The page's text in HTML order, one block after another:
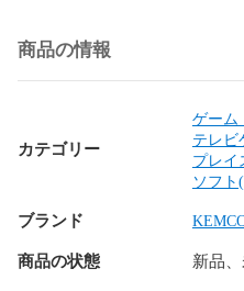
ご不明な点がありましたら、
□■□■□■□■□■□■□■□■□■□
いいね＆ショップフォローを
●いいねして頂くと…
・タイムセール・値下げ時
●フォローして頂くと…
・新商品発売時
商品の情報
カテゴリー
ゲーム
テレビ
プレイ
ソフト
ブランド
商品の状態 新品